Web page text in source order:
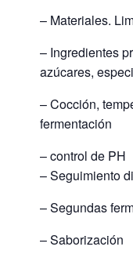
– Materiales.
– Ingredientes
azúcares,
– Cocción,
fermentación
– control de PH
– Seguimiento
– Segundas
– Saborización